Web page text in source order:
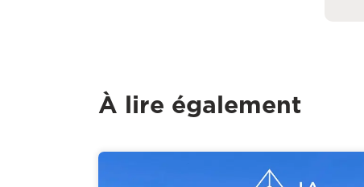
À lire également